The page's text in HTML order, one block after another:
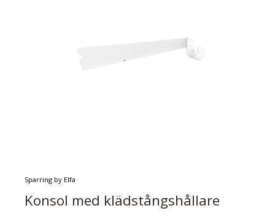
Sparring by Elfa
Konsol med klädstångshållare